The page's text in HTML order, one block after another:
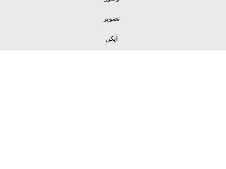
تصویر
آیکن